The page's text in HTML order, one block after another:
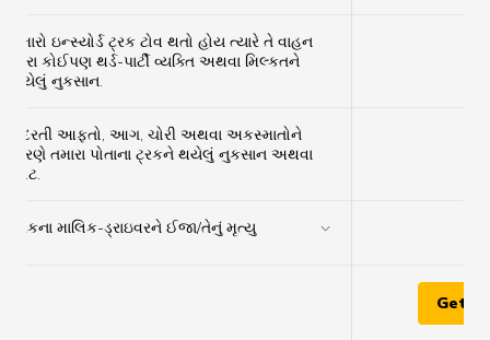
તમારો ઇન્સ્યોર્ડ ટ્રક ટોવ થતો હોય ત્યારે તે વાહન
દ્વારા કોઈપણ થર્ડ-પાર્ટી વ્યક્તિ અથવા મિલ્કતને
થયેલું નુકસાન.
કુદરતી આફતો, આગ, ચોરી અથવા અકસ્માતોને
કારણે તમારા પોતાના ટ્રકને થયેલું નુકસાન અથવા
ખોટ.
ટ્રકના માલિક-ડ્રાઇવરને ઈજા/તેનું મૃત્યુ
Get